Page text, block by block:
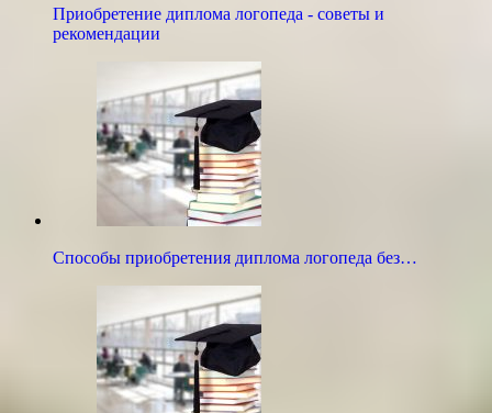
Приобретение диплома логопеда - советы и
рекомендации
Способы приобретения диплома логопеда без…